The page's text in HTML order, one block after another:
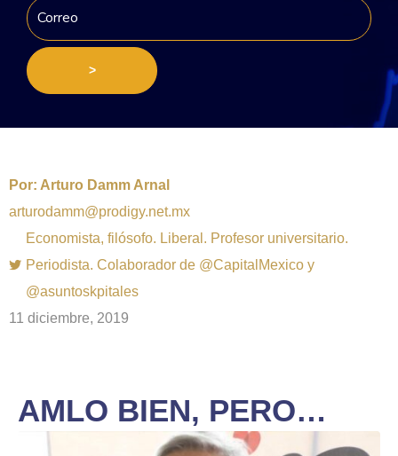
>
Por: Arturo Damm Arnal
arturodamm@prodigy.net.mx
Economista, filósofo. Liberal. Profesor universitario.
Periodista. Colaborador de @CapitalMexico y
@asuntoskpitales
11 diciembre, 2019
AMLO BIEN, PERO…